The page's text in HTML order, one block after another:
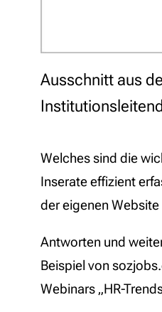
Ausschnitt aus
Welches sind die
Inserate effizient
der eigenen
Antworten und
Beispiel von
Webinars „HR-